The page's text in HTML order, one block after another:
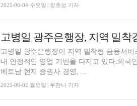
2025-06-04 수요일 | 장호성 기자
고병일 광주은행장이 지역 밀착형 금융서
내 안정적인 영업 기반을 다지고 있다.외국
베트남 현지 증권사 경영, ...
2025-06-02 월요일 | 우한나 기자